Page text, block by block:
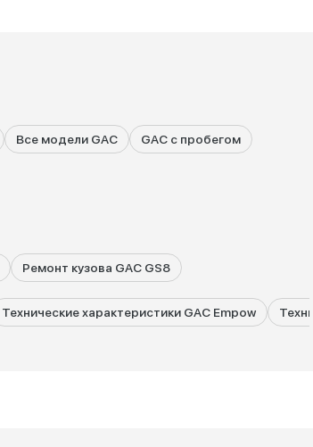
Все модели GAC GAC с пробегом
Ремонт кузова GAC GS8
Технические характеристики GAC Empow